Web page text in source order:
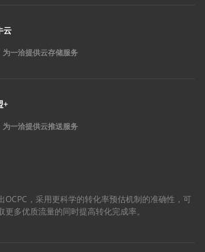
云
为一洽提供云存储服务
+
为一洽提供云推送服务
OCPC，采用更科学的转化率预估机制的准确性，可
更多优质流量的同时提高转化完成率。